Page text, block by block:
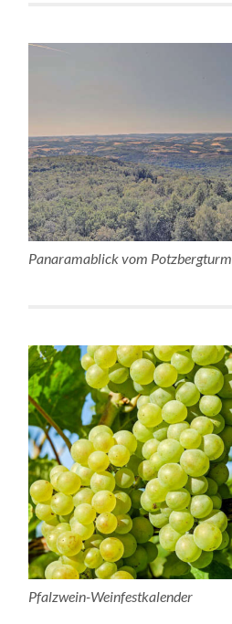
Panaramablick vom Potzbergturm
Pfalzwein-Weinfestkalender